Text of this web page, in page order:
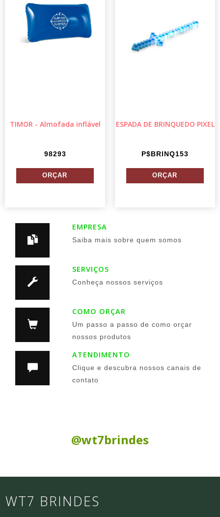
TIMOR - Almofada inflável
98293
ESPADA DE BRINQUEDO PIXEL
P$BRINQ153
EMPRESA
Saiba mais sobre quem somos
SERVIÇOS
Conheça nossos serviços
COMO ORÇAR
Um passo a passo de como orçar
nossos produtos
ATENDIMENTO
Clique e descubra nossos canais de
contato
@wt7brindes
WT7 BRINDES